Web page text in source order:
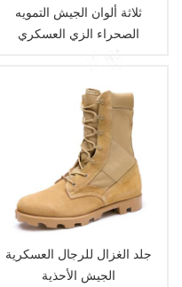
ثلاثة ألوان الجيش التمويه
الصحراء الزي العسكري
جلد الغزال للرجال العسكرية
الجيش الأحذية